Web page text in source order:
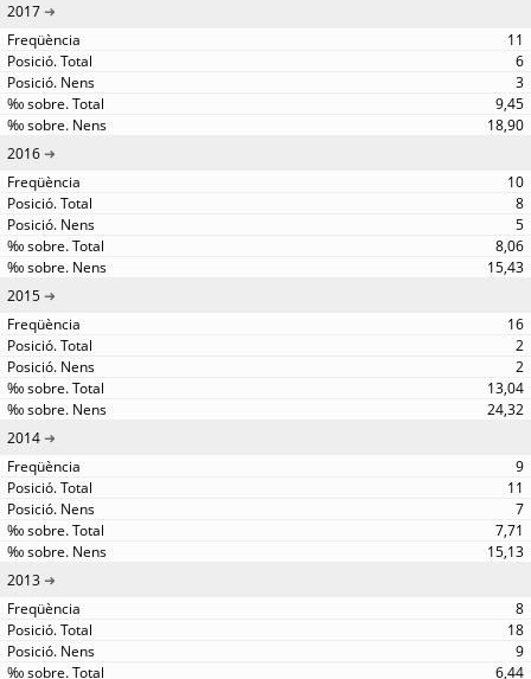
2017
11
6
3
9,45
18,90
2016
10
8
5
8,06
15,43
2015
16
2
2
13,04
24,32
2014
9
11
7
7,71
15,13
2013
8
18
9
6,44